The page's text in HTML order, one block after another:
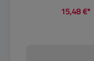
15,48 €*